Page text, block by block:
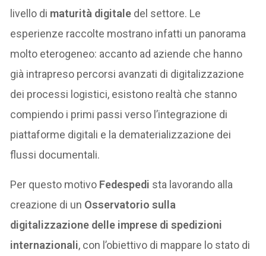
livello di maturità digitale del settore. Le
esperienze raccolte mostrano infatti un panorama
molto eterogeneo: accanto ad aziende che hanno
già intrapreso percorsi avanzati di digitalizzazione
dei processi logistici, esistono realtà che stanno
compiendo i primi passi verso l’integrazione di
piattaforme digitali e la dematerializzazione dei
flussi documentali.
Per questo motivo Fedespedi sta lavorando alla
creazione di un Osservatorio sulla
digitalizzazione delle imprese di spedizioni
internazionali, con l’obiettivo di mappare lo stato di